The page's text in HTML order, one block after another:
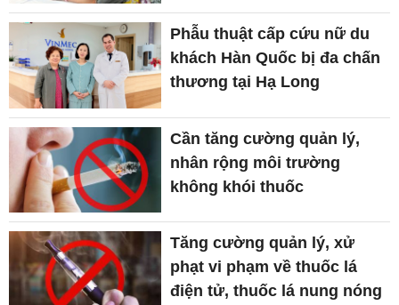
Phẫu thuật cấp cứu nữ du
khách Hàn Quốc bị đa chấn
thương tại Hạ Long
Cần tăng cường quản lý,
nhân rộng môi trường
không khói thuốc
Tăng cường quản lý, xử
phạt vi phạm về thuốc lá
điện tử, thuốc lá nung nóng